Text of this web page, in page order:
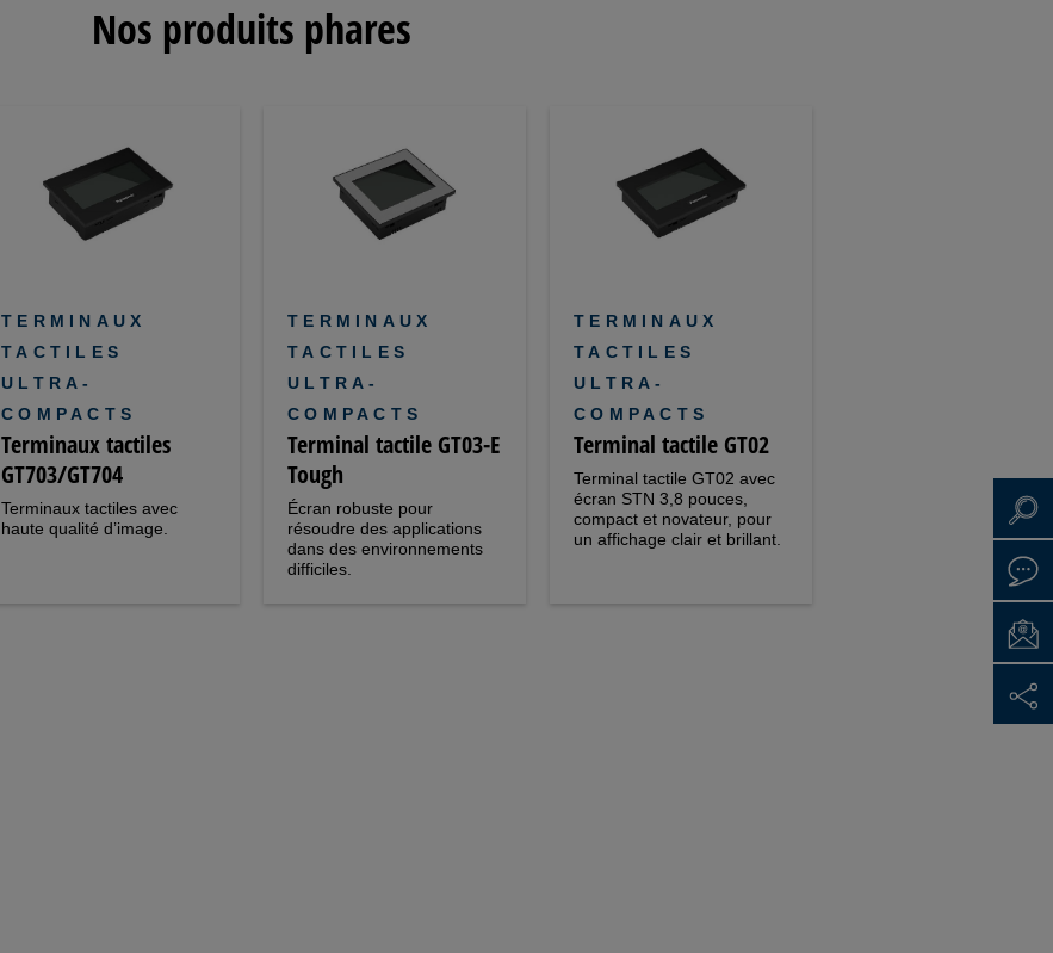
Nos produits phares
TERMINAUX
TACTILES
ULTRA-
COMPACTS
Terminaux tactiles
GT703/GT704
Terminaux tactiles avec
haute qualité d’image.
TERMINAUX
TACTILES
ULTRA-
COMPACTS
Terminal tactile GT03-E
Tough
Écran robuste pour
résoudre des applications
dans des environnements
difficiles.
TERMINAUX
TACTILES
ULTRA-
COMPACTS
Terminal tactile GT02
Terminal tactile GT02 avec
écran STN 3,8 pouces,
compact et novateur, pour
un affichage clair et brillant.